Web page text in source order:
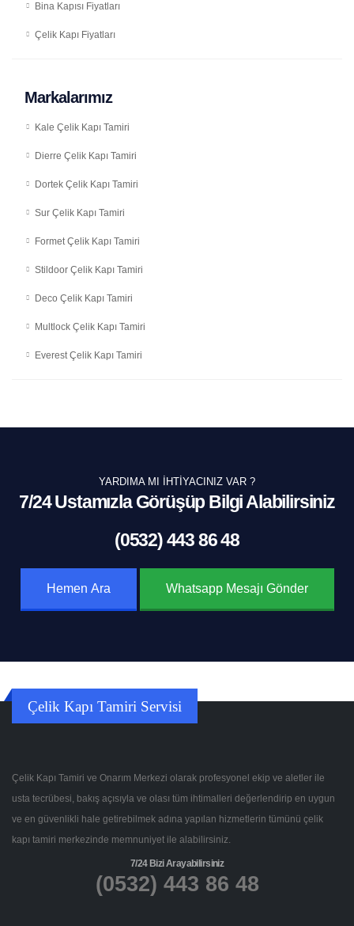
Bina Kapısı Fiyatları
Çelik Kapı Fiyatları
Markalarımız
Kale Çelik Kapı Tamiri
Dierre Çelik Kapı Tamiri
Dortek Çelik Kapı Tamiri
Sur Çelik Kapı Tamiri
Formet Çelik Kapı Tamiri
Stildoor Çelik Kapı Tamiri
Deco Çelik Kapı Tamiri
Multlock Çelik Kapı Tamiri
Everest Çelik Kapı Tamiri
YARDIMA MI İHTIYACINIZ VAR ?
7/24 Ustamızla Görüşüp Bilgi Alabilirsiniz
(0532) 443 86 48
Hemen Ara Whatsapp Mesajı Gönder
Çelik Kapı Tamiri Servisi
Çelik Kapı Tamiri ve Onarım Merkezi olarak profesyonel ekip ve aletler ile
usta tecrübesi, bakış açısıyla ve olası tüm ihtimalleri değerlendirip en uygun
ve en güvenlikli hale getirebilmek adına yapılan hizmetlerin tümünü çelik
kapı tamiri merkezinde memnuniyet ile alabilirsiniz.
7/24 Bizi Arayabilirsiniz
(0532) 443 86 48